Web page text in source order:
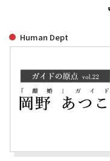
Human Dept